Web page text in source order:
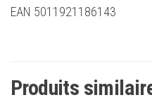
EAN 5011921186143
Produits